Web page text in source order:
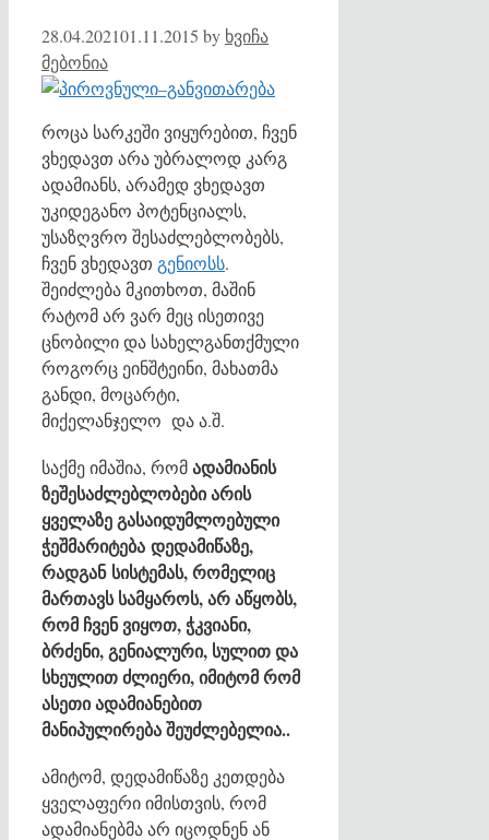
28.04.202101.11.2015 by ხვიჩა
მებონია
როცა სარკეში ვიყურებით, ჩვენ
ვხედავთ არა უბრალოდ კარგ
ადამიანს, არამედ ვხედავთ
უკიდეგანო პოტენციალს,
უსაზღვრო შესაძლებლობებს,
ჩვენ ვხედავთ გენიოსს.
შეიძლება მკითხოთ, მაშინ
რატომ არ ვარ მეც ისეთივე
ცნობილი და სახელგანთქმული
როგორც ეინშტეინი, მახათმა
განდი, მოცარტი,
მიქელანჯელო და ა.შ.
საქმე იმაშია, რომადამიანის
ზეშესაძლებლობები არის
ყველაზე გასაიდუმლოებული
ჭეშმარიტება დედამიწაზე,
რადგან სისტემას, რომელიც
მართავს სამყაროს, არ აწყობს,
რომ ჩვენ ვიყოთ, ჭკვიანი,
ბრძენი, გენიალური, სულით და
სხეულით ძლიერი, იმიტომ რომ
ასეთი ადამიანებით
მანიპულირება შეუძლებელია..
ამიტომ, დედამიწაზე კეთდება
ყველაფერი იმისთვის, რომ
ადამიანებმა არ იცოდნენ ან